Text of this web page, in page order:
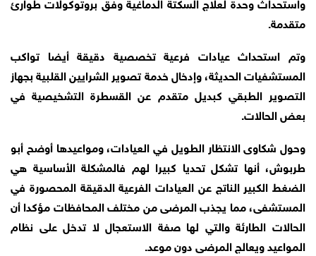
متقدمة.
وتم استحداث عيادات فرعية تخصصية دقيقة أيضا تواكب
المستشفيات الحديثة، وإدخال خدمة تصوير الشرايين القلبية بجهاز
التصوير الطبقي كبديل متقدم عن القسطرة التشخيصية في
بعض الحالات.
وحول شكاوى الانتظار الطويل في العيادات، ومواعيدها أوضح أبو
طربوش، أنها تشكل تحديا كبيرا لهم فالمشكلة الأساسية هي
الضغط الكبير الناتج عن العيادات الفرعية الدقيقة المحصورة في
المستشفى، مما يجذب المرضى من مختلف المحافظات مؤكدا أن
الحالات الطارئة والتي لها صفة الاستعجال لا تدخل على نظام
المواعيد ويعالج المرضى دون موعد.